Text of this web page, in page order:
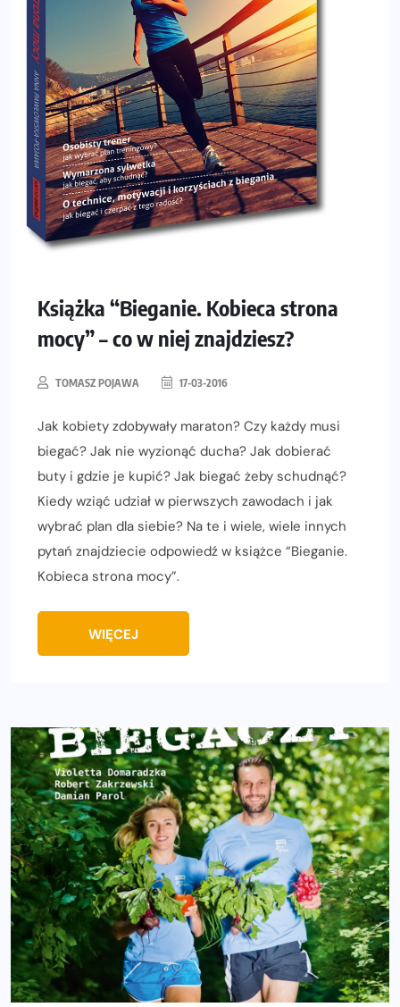
Książka “Bieganie. Kobieca strona
mocy” – co w niej znajdziesz?
TOMASZ POJAWA 17-03-2016
Jak kobiety zdobywały maraton? Czy każdy musi
biegać? Jak nie wyzionąć ducha? Jak dobierać
buty i gdzie je kupić? Jak biegać żeby schudnąć?
Kiedy wziąć udział w pierwszych zawodach i jak
wybrać plan dla siebie? Na te i wiele, wiele innych
pytań znajdziecie odpowiedź w książce “Bieganie.
Kobieca strona mocy”.
WIĘCEJ